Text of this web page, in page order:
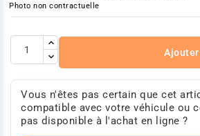
Photo non contractuelle
Vous n'êtes pas certain que cet
compatible avec votre véhicule ou
pas disponible à l'achat en ligne ?